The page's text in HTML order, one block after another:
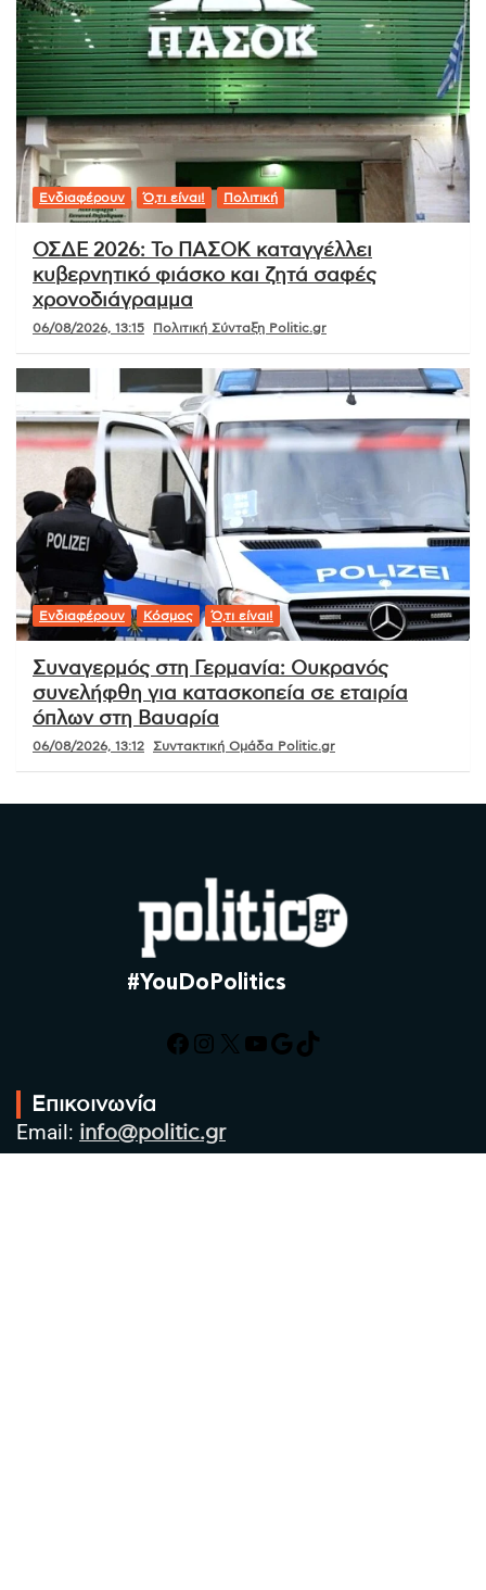
Ενδιαφέρουν Ό,τι είναι! Πολιτική
ΟΣΔΕ 2026: Το ΠΑΣΟΚ καταγγέλλει
κυβερνητικό φιάσκο και ζητά σαφές
χρονοδιάγραμμα
06/08/2026, 13:15 Πολιτική Σύνταξη Politic.gr
Ενδιαφέρουν Κόσμος Ό,τι είναι!
Συναγερμός στη Γερμανία: Ουκρανός
συνελήφθη για κατασκοπεία σε εταιρία
όπλων στη Βαυαρία
06/08/2026, 13:12 Συντακτική Ομάδα Politic.gr
#YouDoPolitics
Facebook
Instagram
X YouTube
Google
TikTok
Επικοινωνία
Email: info@politic.gr
Τηλ: